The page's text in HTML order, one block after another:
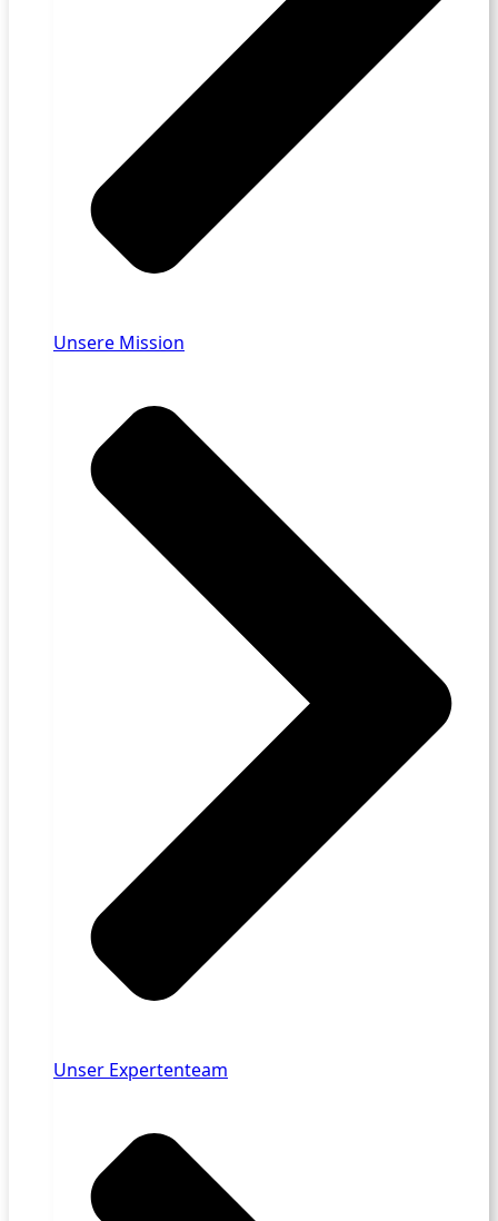
Unsere Mission
Unser Expertenteam